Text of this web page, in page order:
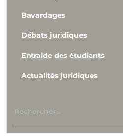
Bavardages
Débats juridiques
Entraide des étudiants
Actualités juridiques